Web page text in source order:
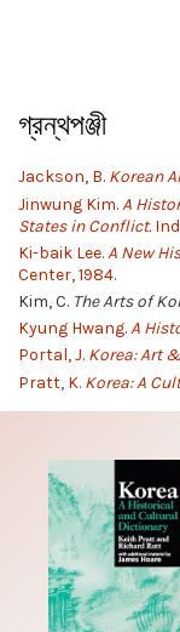
গ্রন্থপঞ্জী
Jackson, B. Korean
Jinwung Kim.A
States in Conflict.
Ki-baik Lee.A New
Center, 1984.
Kim, C. The Arts of
Kyung Hwang.A
Portal, J. Korea: Art
Pratt, K. Korea: A